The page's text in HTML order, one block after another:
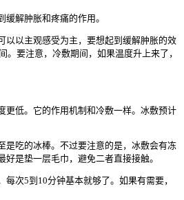
解肿胀和疼痛的作用。
以以主观感受为主，要想起到缓解肿胀的效
。要注意，冷敷期间，如果温度升上来了，
更低。它的作用机制和冷敷一样。冰敷预计
是吃的冰棒。不过要注意的是，冰敷会有冻
是垫一层毛巾，避免二者直接接触。
次5到10分钟基本就够了。如果有需要，